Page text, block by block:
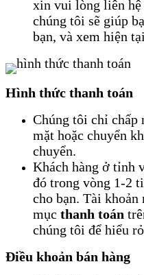
xin vui lòng liên hệ
chúng tôi sẽ giúp
bạn, và xem hiện
Hình thức thanh toán
Chúng tôi chỉ chấp
mặt hoặc chuyển
chuyển.
Khách hàng ở tỉnh
đó trong vòng 1-2
cho bạn. Tài khoản
mục thanh toán
chúng tôi để hiểu
Điều khoản bán hàng